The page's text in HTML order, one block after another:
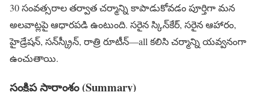
30 సంవత్సరాల తర్వాత చర్మాన్ని కాపాడుకోవడం పూర్తిగా మన
అలవాట్లపై ఆధారపడి ఉంటుంది. సరైన స్కిన్‌కేర్, సరైన ఆహారం,
హైడ్రేషన్, సన్‌స్క్రీన్, రాత్రి రూటీన్—all కలిసి చర్మాన్ని యవ్వనంగా
ఉంచుతాయి.
సంక్షిప్త సారాంశం (Summary)